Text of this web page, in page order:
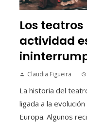
Los
actividad
Claudia Figueira
La historia del
ligada a la
Europa. Algunos